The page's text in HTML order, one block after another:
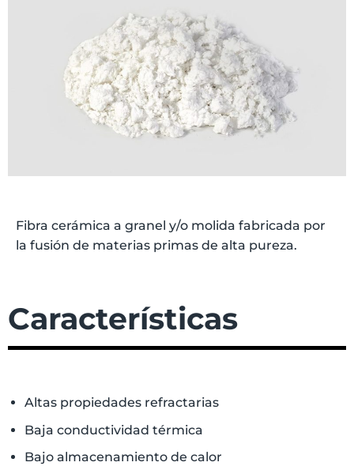
Fibra cerámica a granel y/o molida fabricada por
la fusión de materias primas de alta pureza.
Características
Altas propiedades refractarias
Baja conductividad térmica
Bajo almacenamiento de calor